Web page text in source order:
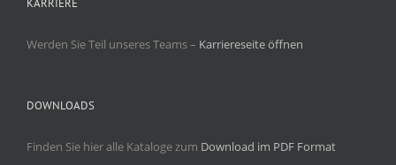
KARRIERE
Werden Sie Teil unseres Teams – Karriereseite öffnen
DOWNLOADS
Finden Sie hier alle Kataloge zum Download im PDF Format